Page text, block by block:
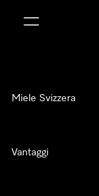
Miele Svizzera
Vantaggi